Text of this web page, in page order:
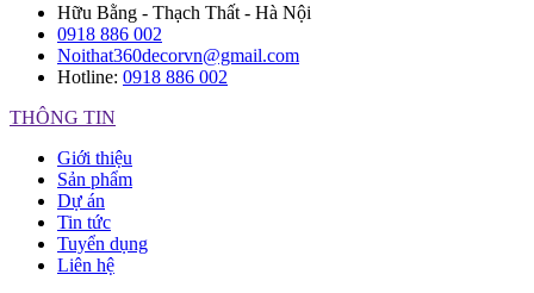
Hữu Bằng - Thạch Thất - Hà Nội
0918 886 002
Noithat360decorvn@gmail.com
Hotline: 0918 886 002
THÔNG TIN
Giới thiệu
Sản phẩm
Dự án
Tin tức
Tuyển dụng
Liên hệ